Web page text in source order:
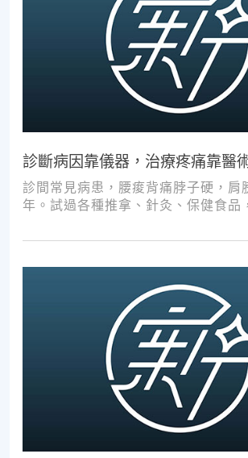
診斷病因靠儀器，治療疼痛靠醫
診間常見病患，腰痠背痛脖子硬，肩
年。試過各種推拿、針灸、保健食品